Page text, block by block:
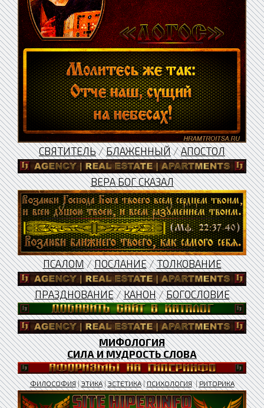
СВЯТИТЕЛЬ/БЛАЖЕННЫЙ/АПОСТОЛ
ВЕРА БОГ СКАЗАЛ
ПСАЛОМ/ПОСЛАНИЕ/ТОЛКОВАНИЕ
ПРАЗДНОВАНИЕ/КАНОН/БОГОСЛОВИЕ
МИФОЛОГИЯ
СИЛА И МУДРОСТЬ СЛОВА
ФИЛОСОФИЯ|ЭТИКА|ЭСТЕТИКА|ПСИХОЛОГИЯ|РИТОРИКА